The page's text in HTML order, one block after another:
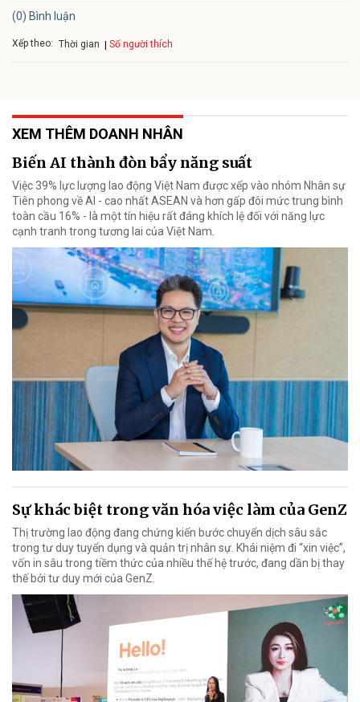
(0) Bình luận
Xếp theo: Thời gian Số người thích
XEM THÊM DOANH NHÂN
Biến AI thành đòn bẩy năng suất
Việc 39% lực lượng lao động Việt Nam được xếp vào nhóm Nhân sự
Tiên phong về AI - cao nhất ASEAN và hơn gấp đôi mức trung bình
toàn cầu 16% - là một tín hiệu rất đáng khích lệ đối với năng lực
cạnh tranh trong tương lai của Việt Nam.
Sự khác biệt trong văn hóa việc làm của GenZ
Thị trường lao động đang chứng kiến bước chuyển dịch sâu sắc
trong tư duy tuyển dụng và quản trị nhân sự. Khái niệm đi “xin việc”,
vốn in sâu trong tiềm thức của nhiều thế hệ trước, đang dần bị thay
thế bởi tư duy mới của GenZ.